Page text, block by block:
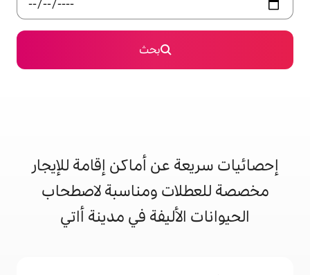
عن أماكن إقامة للإيجار
ومناسبة لاصطحاب
في مدينة أاتي